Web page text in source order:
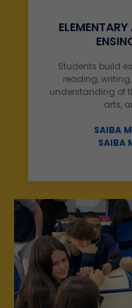
Students build
reading,
understanding of
arts,
SAIBA
SAIBA